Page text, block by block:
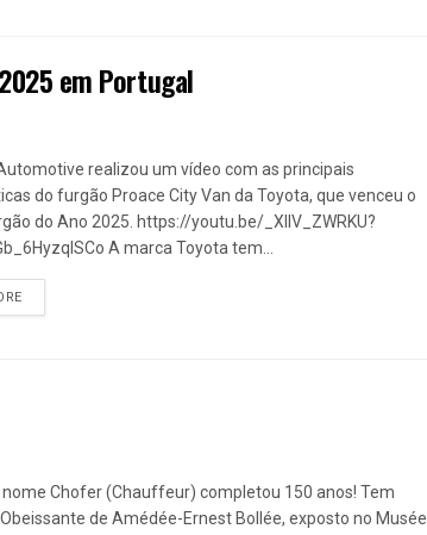
em Portugal
realizou um vídeo com as principais
do furgão Proace City Van da Toyota, que venceu o
do Ano 2025. https://youtu.be/_XllV_ZWRKU?
A marca Toyota tem...
DETAILS
Chofer (Chauffeur) completou 150 anos! Tem
de Amédée-Ernest Bollée, exposto no Musée